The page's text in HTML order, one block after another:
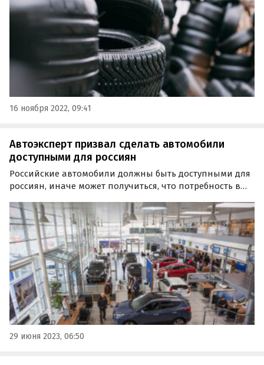
16 ноября 2022, 09:41
Автоэксперт призвал сделать автомобили
доступными для россиян
Российские автомобили должны быть доступными для
россиян, иначе может получиться, что потребность в
заявил вице-президент Национального
автомобильного союза Ян Хайцеэр в интервью RT.
29 июня 2023, 06:50